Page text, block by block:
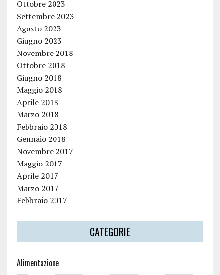
Ottobre 2023
Settembre 2023
Agosto 2023
Giugno 2023
Novembre 2018
Ottobre 2018
Giugno 2018
Maggio 2018
Aprile 2018
Marzo 2018
Febbraio 2018
Gennaio 2018
Novembre 2017
Maggio 2017
Aprile 2017
Marzo 2017
Febbraio 2017
CATEGORIE
Alimentazione